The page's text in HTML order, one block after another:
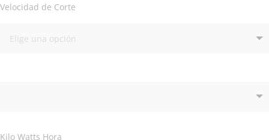
Velocidad de Corte
Kilo Watts Hora